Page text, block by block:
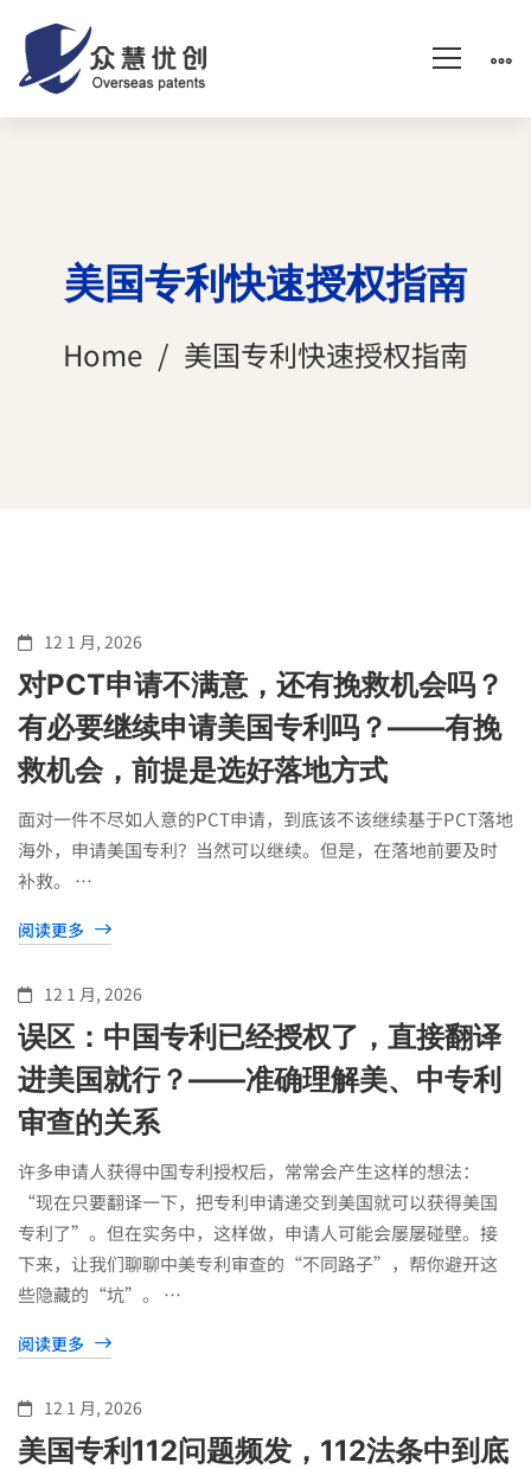
美国专利快速授权指南
Home 美国专利快速授权指南
美
国
专
利
快
速
授
权
指
南
12 1 月, 2026
对PCT申请不满意，还有挽救机会吗？
有必要继续申请美国专利吗？——有挽
救机会，前提是选好落地方式
面对一件不尽如人意的PCT申请，到底该不该继续基于PCT落地
海外，申请美国专利？当然可以继续。但是，在落地前要及时
补救。 …
阅读更多
12 1 月, 2026
误区：中国专利已经授权了，直接翻译
进美国就行？——准确理解美、中专利
审查的关系
许多申请人获得中国专利授权后，常常会产生这样的想法：
“现在只要翻译一下，把专利申请递交到美国就可以获得美国
专利了”。但在实务中，这样做，申请人可能会屡屡碰壁。接
下来，让我们聊聊中美专利审查的“不同路子”，帮你避开这
些隐藏的“坑”。 …
阅读更多
12 1 月, 2026
美国专利112问题频发，112法条中到底